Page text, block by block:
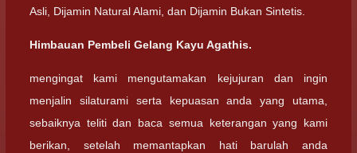
Asli, Dijamin Natural Alami, dan Dijamin Bukan Sintetis.
Himbauan Pembeli Gelang Kayu Agathis.
mengingat kami mengutamakan kejujuran dan ingin
menjalin silaturami serta kepuasan anda yang utama,
sebaiknya teliti dan baca semua keterangan yang kami
berikan, setelah memantapkan hati barulah anda